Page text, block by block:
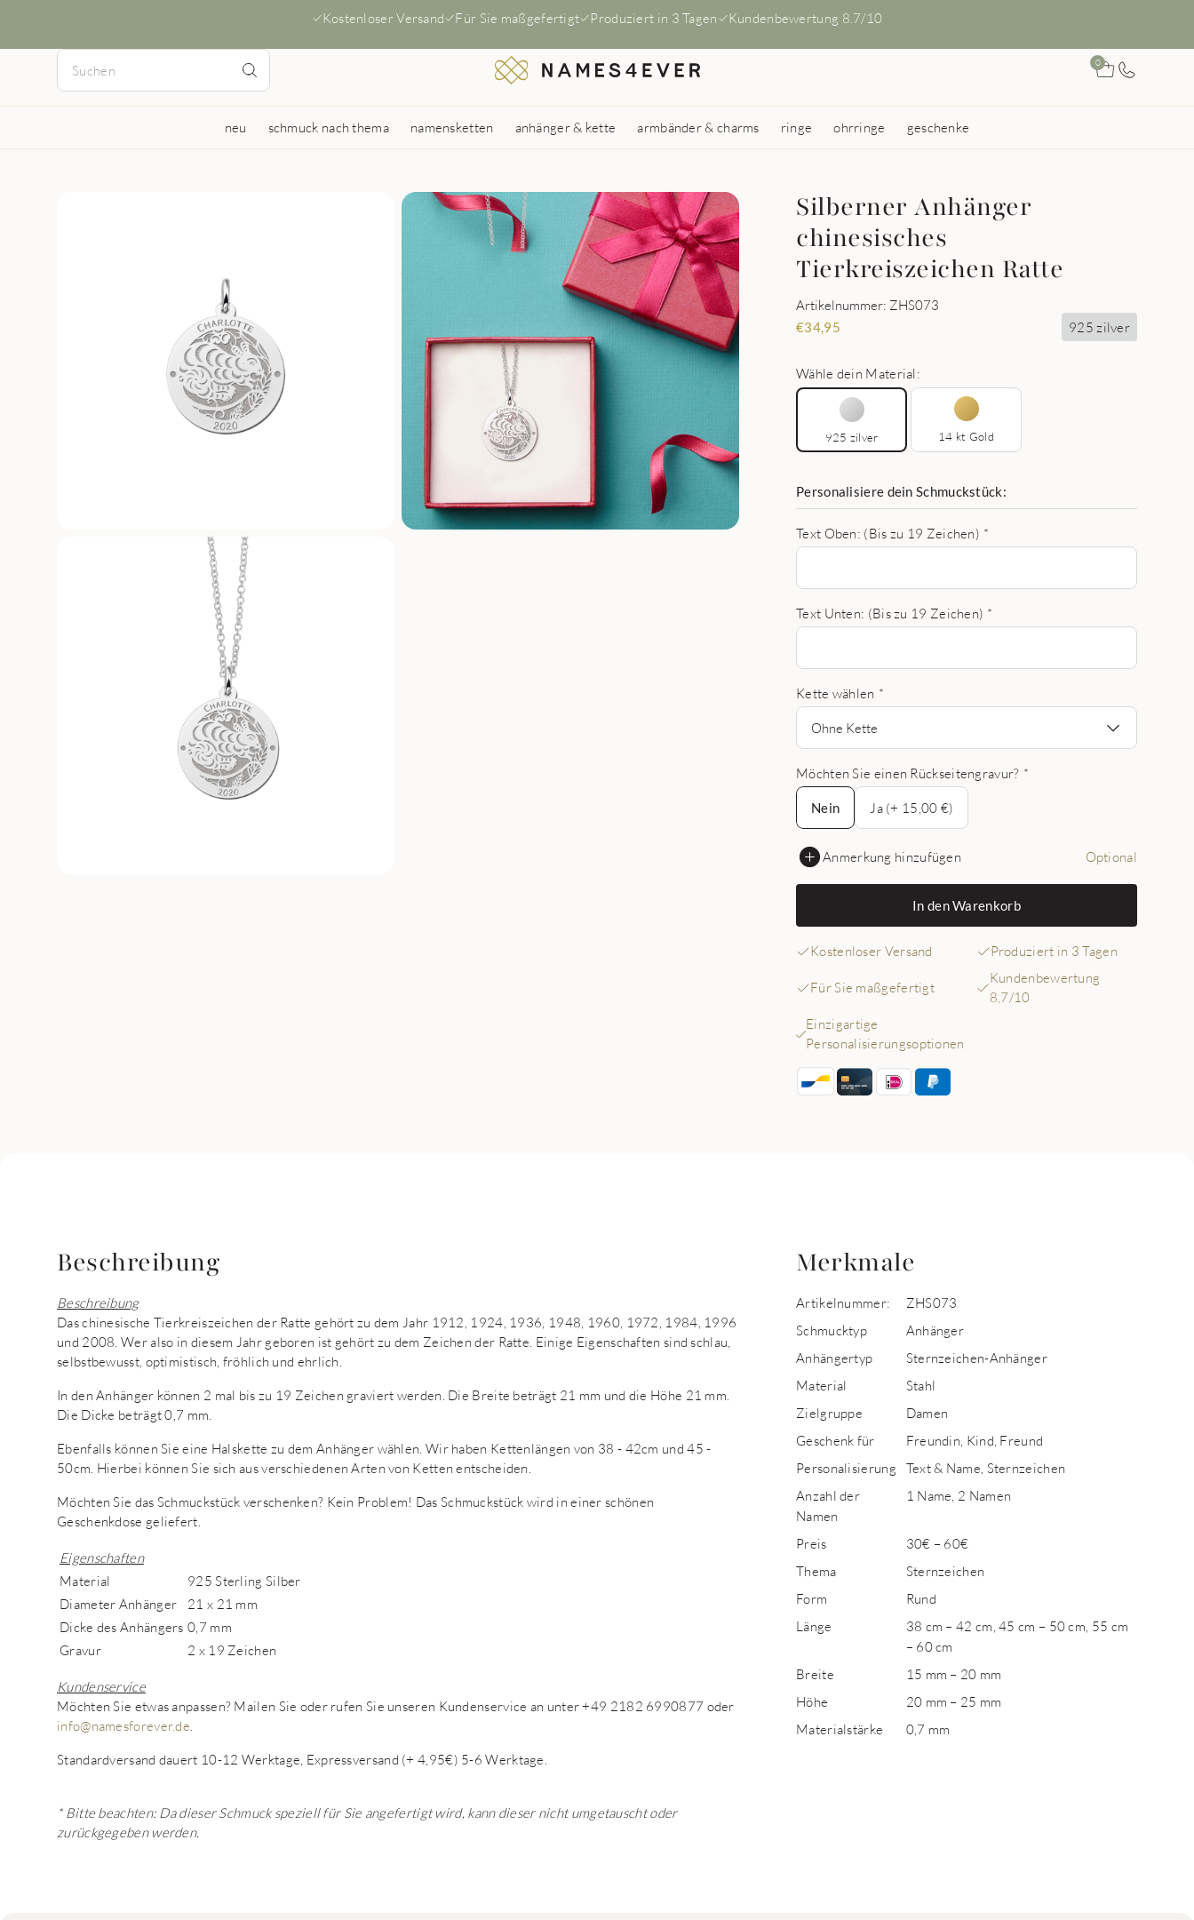
Kostenloser Versand Für Sie maßgefertigt Produziert in 3 Tagen Kundenbewertung 8.7/10
0
neu schmuck nach thema namensketten anhänger & kette armbänder & charms ringe ohrringe geschenke
Silberner Anhänger
chinesisches
Tierkreiszeichen Ratte
Artikelnummer: ZHS073
€34,95 925 zilver
Wähle dein Material:
925 zilver 14 kt Gold
Personalisiere dein Schmuckstück:
Text Oben: (Bis zu 19 Zeichen) *
Text Unten: (Bis zu 19 Zeichen) *
Kette wählen *
Ohne Kette
Möchten Sie einen Rückseitengravur? *
Nein
Nein
Ja (+ 15,00 €)
Anmerkung hinzufügen Optional
In den Warenkorb
Kostenloser Versand Produziert in 3 Tagen
Für Sie maßgefertigt
Kundenbewertung
8,7/10
Einzigartige
Personalisierungsoptionen
Beschreibung
Beschreibung
Das chinesische Tierkreiszeichen der Ratte gehört zu dem Jahr 1912, 1924, 1936, 1948, 1960, 1972, 1984, 1996
und 2008. Wer also in diesem Jahr geboren ist gehört zu dem Zeichen der Ratte. Einige Eigenschaften sind schlau,
selbstbewusst, optimistisch, fröhlich und ehrlich.
In den Anhänger können 2 mal bis zu 19 Zeichen graviert werden. Die Breite beträgt 21 mm und die Höhe 21 mm.
Die Dicke beträgt 0,7 mm.
Ebenfalls können Sie eine Halskette zu dem Anhänger wählen. Wir haben Kettenlängen von 38 - 42cm und 45 -
50cm. Hierbei können Sie sich aus verschiedenen Arten von Ketten entscheiden.
Möchten Sie das Schmuckstück verschenken? Kein Problem! Das Schmuckstück wird in einer schönen
Geschenkdose geliefert.
Eigenschaften
Material
925 Sterling Silber
Diameter Anhänger
21 x 21 mm
Dicke des Anhängers 0,7 mm
Gravur
2 x 19 Zeichen
Kundenservice
Möchten Sie etwas anpassen? Mailen Sie oder rufen Sie unseren Kundenservice an unter +49 2182 6990877 oder
info@namesforever.de
Standardversand dauert 10-12 Werktage, Expressversand (+ 4,95€) 5-6 Werktage.
* Bitte beachten: Da dieser Schmuck speziell für Sie angefertigt wird, kann dieser nicht umgetauscht oder
zurückgegeben werden.
Merkmale
Artikelnummer:
ZHS073
Schmucktyp
Anhänger
Anhängertyp
Sternzeichen-Anhänger
Material
Stahl
Zielgruppe
Damen
Geschenk für
Freundin, Kind, Freund
Personalisierung
Text & Name, Sternzeichen
Anzahl der
Namen
1 Name, 2 Namen
Preis
30€ – 60€
Thema
Sternzeichen
Form
Rund
Länge
38 cm – 42 cm, 45 cm – 50 cm, 55 cm
– 60 cm
Breite
15 mm – 20 mm
Höhe
20 mm – 25 mm
Materialstärke
0,7 mm